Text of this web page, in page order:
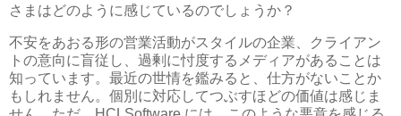
さまはどのように感じているのでしょうか？
不安をあおる形の営業活動がスタイルの企業、クライアン
トの意向に盲従し、過剰に忖度するメディアがあることは
知っています。最近の世情を鑑みると、仕方がないことか
もしれません。個別に対応してつぶすほどの価値は感じま